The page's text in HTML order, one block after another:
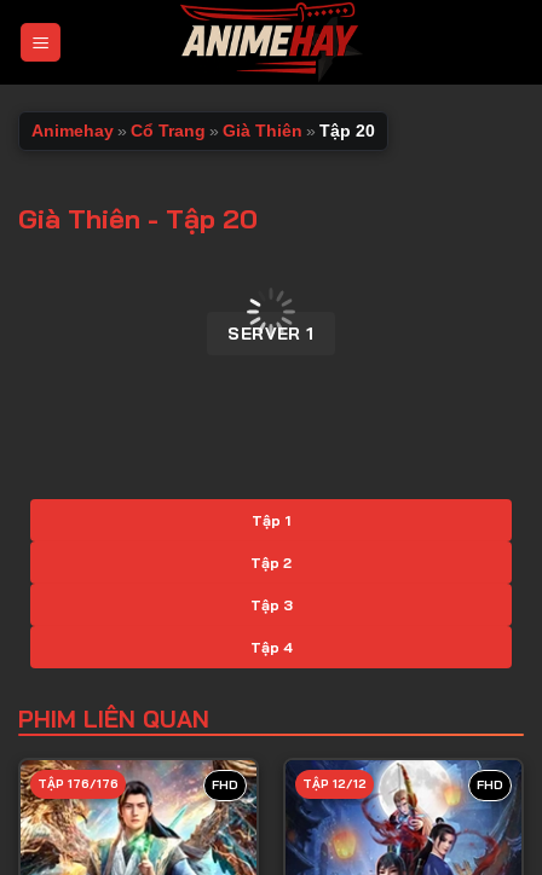
Animehay » Cổ Trang » Già Thiên » Tập 20
Già Thiên - Tập 20
SERVER 1
Tập 1
Tập 2
Tập 3
Tập 4
Tập 6
Tập 7
Tập 8
Tập 9
PHIM LIÊN QUAN
FHD
TẬP 176/176 FHD
TẬP 12/12